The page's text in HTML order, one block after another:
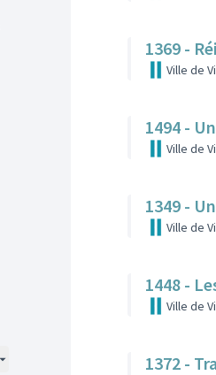
1369 -
Ville de
1494 -
Ville de
1349 -
Ville de
1448 -
Ville de
1372 -